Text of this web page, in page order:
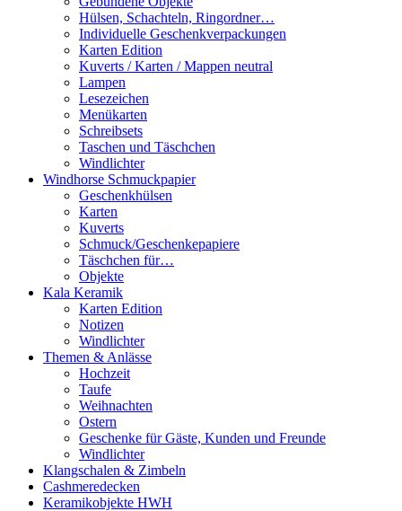
Hülsen, Schachteln, Ringordner…
Individuelle Geschenkverpackungen
Karten Edition
Kuverts / Karten / Mappen neutral
Lampen
Lesezeichen
Menükarten
Schreibsets
Taschen und Täschchen
Windlichter
Windhorse Schmuckpapier
Geschenkhülsen
Karten
Kuverts
Schmuck/Geschenkepapiere
Täschchen für…
Objekte
Kala Keramik
Karten Edition
Notizen
Windlichter
Themen & Anlässe
Hochzeit
Taufe
Weihnachten
Ostern
Geschenke für Gäste, Kunden und Freunde
Windlichter
Klangschalen & Zimbeln
Cashmeredecken
Keramikobjekte HWH